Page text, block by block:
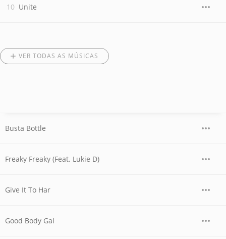
Unite
VER TODAS AS MÚSICAS
Busta Bottle
Freaky Freaky (Feat. Lukie D)
Give It To Har
Good Body Gal